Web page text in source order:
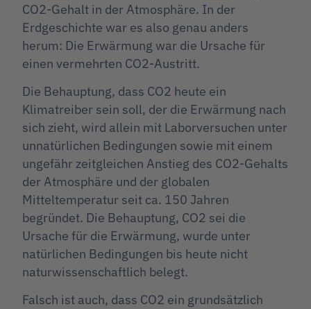
CO2-Gehalt in der Atmosphäre. In der
Erdgeschichte war es also genau anders
herum: Die Erwärmung war die Ursache für
einen vermehrten CO2-Austritt.
Die Behauptung, dass CO2 heute ein
Klimatreiber sein soll, der die Erwärmung nach
sich zieht, wird allein mit Laborversuchen unter
unnatürlichen Bedingungen sowie mit einem
ungefähr zeitgleichen Anstieg des CO2-Gehalts
der Atmosphäre und der globalen
Mitteltemperatur seit ca. 150 Jahren
begründet. Die Behauptung, CO2 sei die
Ursache für die Erwärmung, wurde unter
natürlichen Bedingungen bis heute nicht
naturwissenschaftlich belegt.
Falsch ist auch, dass CO2 ein grundsätzlich